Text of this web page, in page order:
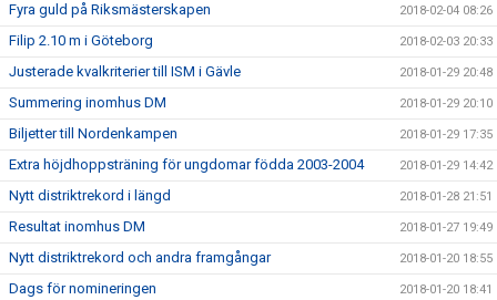
Fyra guld på Riksmästerskapen 2018-02-04 08:26
Filip 2.10 m i Göteborg 2018-02-03 20:33
Justerade kvalkriterier till ISM i Gävle 2018-01-29 20:48
Summering inomhus DM 2018-01-29 20:10
Biljetter till Nordenkampen 2018-01-29 17:35
Extra höjdhoppsträning för ungdomar födda 2003-2004 2018-01-29 14:42
Nytt distriktrekord i längd 2018-01-28 21:51
Resultat inomhus DM 2018-01-27 19:49
Nytt distriktrekord och andra framgångar 2018-01-20 18:55
Dags för nomineringen 2018-01-20 18:41